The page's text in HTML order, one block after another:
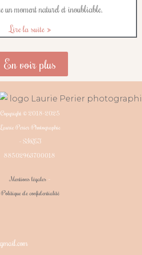
un moment naturel et inoubliable.
Lire la suite »
En voir plus
Copyright © 2018-2025
Laurie Perier Photographie
– SIRET
88502963700018
Mentions légales –
Politique de confidentialité